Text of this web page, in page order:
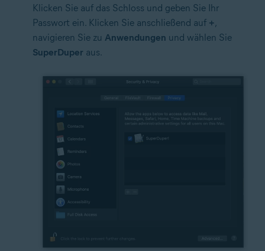
Klicken Sie auf das Schloss und geben Sie Ihr
Passwort ein. Klicken Sie anschließend auf +,
navigieren Sie zu Anwendungen und wählen Sie
SuperDuper aus.